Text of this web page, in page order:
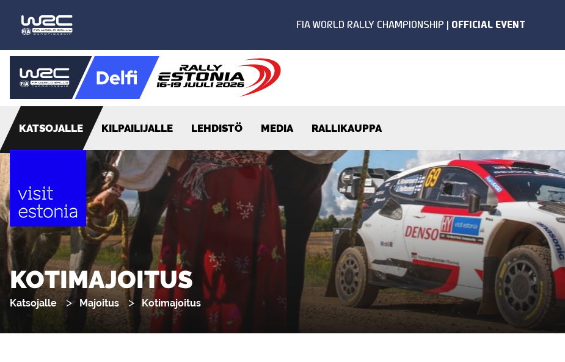
KATSOJALLE KILPAILIJALLE LEHDISTÖ MEDIA RALLIKAUPPA
KOTIMAJOITUS
Katsojalle Majoitus Kotimajoitus